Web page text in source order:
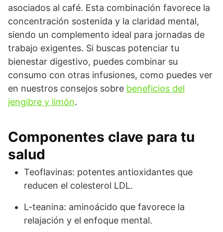
asociados al café. Esta combinación favorece la
concentración sostenida y la claridad mental,
siendo un complemento ideal para jornadas de
trabajo exigentes. Si buscas potenciar tu
bienestar digestivo, puedes combinar su
consumo con otras infusiones, como puedes ver
en nuestros consejos sobre beneficios del
jengibre y limón.
Componentes clave para tu
salud
Teoflavinas: potentes antioxidantes que
reducen el colesterol LDL.
L-teanina: aminoácido que favorece la
relajación y el enfoque mental.